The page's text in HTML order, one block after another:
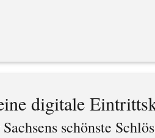
digitale
schönste